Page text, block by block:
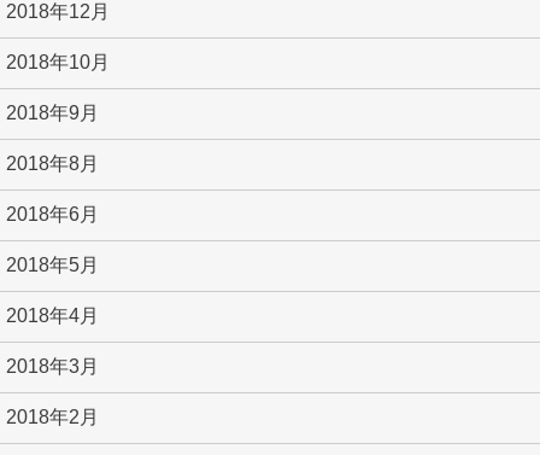
2018年12月
2018年10月
2018年9月
2018年8月
2018年6月
2018年5月
2018年4月
2018年3月
2018年2月